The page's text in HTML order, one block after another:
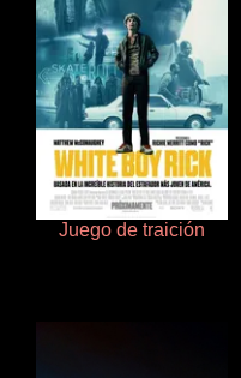
Juego de traición